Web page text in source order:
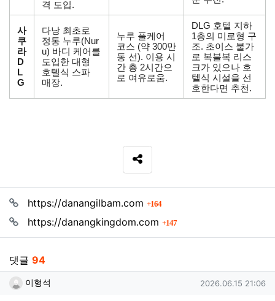
격 도입.
사
쿠
라
D
L
G
다낭 최초로
정통 누루(Nur
u) 바디 케어를
도입한 대형
호텔식 스파
매장.
누루 풀케어
코스 (약 300만
동 선). 이용 시
간 총 2시간으
로 여유로움.
DLG 호텔 지하
1층의 미로형 구
조. 초이스 불가
로 복불복 리스
크가 있으나 호
텔식 시설을 선
호한다면 추천.
SNS 공유
관련자료
https://danangilbam.com 164회 연결
https://danangkingdom.com
147회 연결
댓글 94
이형석님의 댓글
이형석 작성일
2026.06.15 21:06